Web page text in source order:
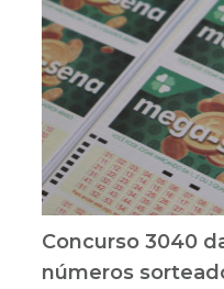
Concurso 3040
números